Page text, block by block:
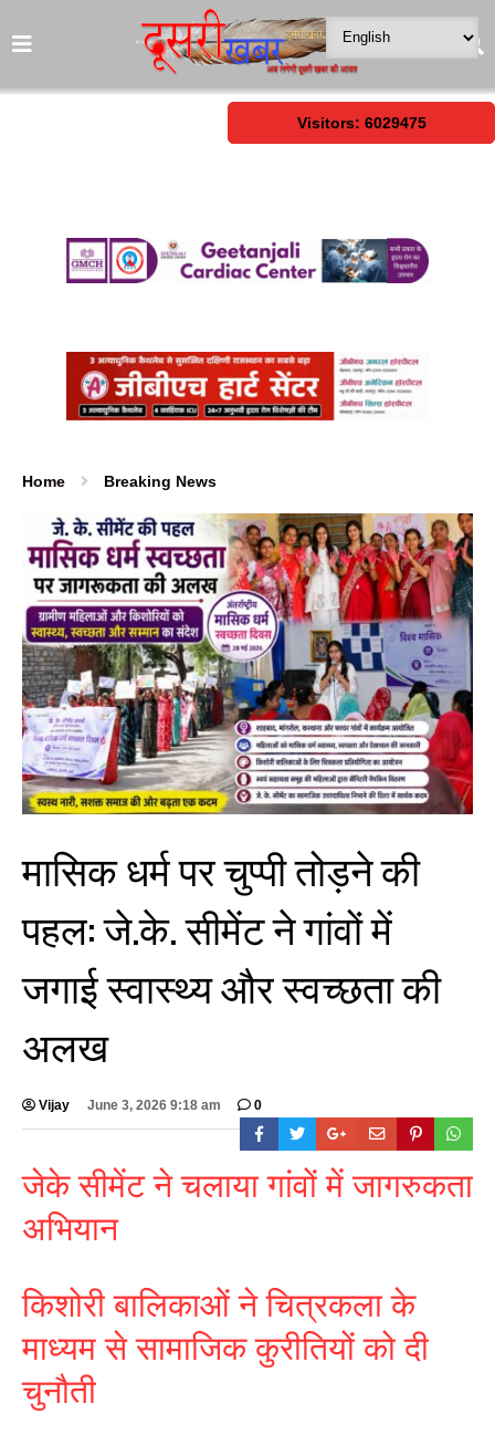
Visitors: 6029475
Home Breaking News
मासिक धर्म पर चुप्पी तोड़ने की
पहल: जे.के. सीमेंट ने गांवों में
जगाई स्वास्थ्य और स्वच्छता की
अलख
Vijay June 3, 2026 9:18 am 0
जेके सीमेंट ने चलाया गांवों में जागरुकता
अभियान
किशोरी बालिकाओं ने चित्रकला के
माध्यम से सामाजिक कुरीतियों को दी
चुनौती